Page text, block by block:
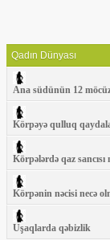
Qadın Dünyası
Ana südünün 12
Körpəyə qulluq
Körpələrdə qaz sancısı
Körpənin nəcisi necə
Uşaqlarda qəbizlik